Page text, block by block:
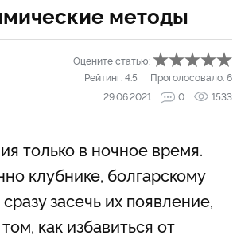
методы
Оцените статью:
Рейтинг:4.5 Проголосовало:6
29.06.2021
0 1533
только в ночное время.
клубнике, болгарскому
засечь их появление,
как избавиться от